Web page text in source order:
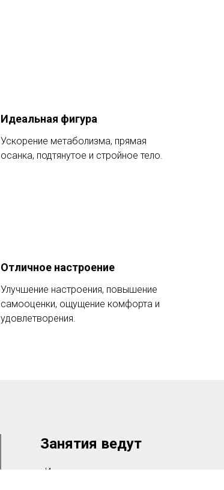
Идеальная фигура
Ускорение метаболизма, прямая
осанка, подтянутое и стройное тело.
Отличное настроение
Улучшение настроения, повышение
самооценки, ощущение комфорта и
удовлетворения.
Занятия ведут
Инструктор групповых